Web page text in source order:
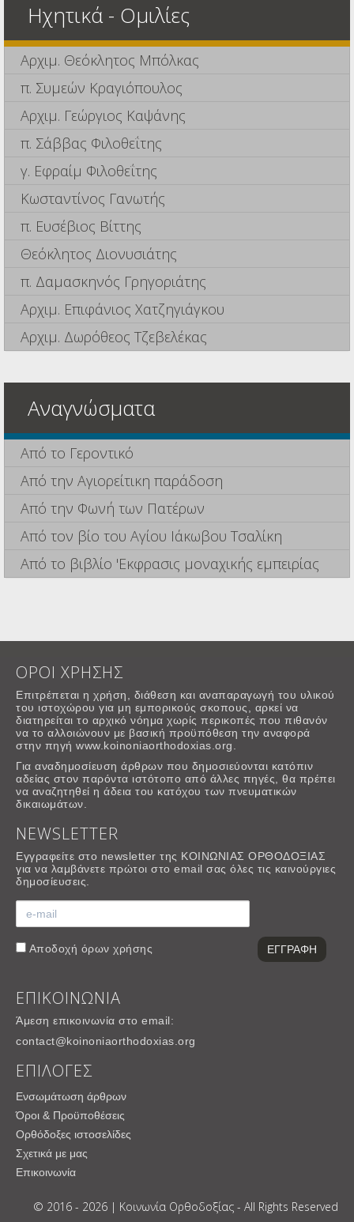
Ηχητικά - Ομιλίες
Αρχιμ. Θεόκλητος Μπόλκας
π. Συμεών Κραγιόπουλος
Αρχιμ. Γεώργιος Καψάνης
π. Σάββας Φιλοθεΐτης
γ. Εφραίμ Φιλοθεΐτης
Κωσταντίνος Γανωτής
π. Ευσέβιος Βίττης
Θεόκλητος Διονυσιάτης
π. Δαμασκηνός Γρηγοριάτης
Αρχιμ. Επιφάνιος Χατζηγιάγκου
Αρχιμ. Δωρόθεος Τζεβελέκας
Αναγνώσματα
Από το Γεροντικό
Από την Αγιορείτικη παράδοση
Από την Φωνή των Πατέρων
Από τον βίο του Αγίου Ιάκωβου Τσαλίκη
Από το βιβλίο 'Εκφρασις μοναχικής εμπειρίας
ΟΡΟΙ ΧΡΗΣΗΣ
Επιτρέπεται η χρήση, διάθεση και αναπαραγωγή του υλικού
του ιστοχώρου για μη εμπορικούς σκοπους, αρκεί να
διατηρείται το αρχικό νόημα χωρίς περικοπές που πιθανόν
να το αλλοιώνουν με βασική προϋπόθεση την αναφορά
στην πηγή www.koinoniaorthodoxias.org.
Για αναδημοσίευση άρθρων που δημοσιεύονται κατόπιν
αδείας στον παρόντα ιστότοπο από άλλες πηγές, θα πρέπει
να αναζητηθεί η άδεια του κατόχου των πνευματικών
δικαιωμάτων.
NEWSLETTER
Εγγραφείτε στο newsletter της ΚΟΙΝΩΝΙΑΣ ΟΡΘΟΔΟΞΙΑΣ
για να λαμβάνετε πρώτοι στο email σας όλες τις καινούργιες
δημοσίευσεις.
Αποδοχή όρων χρήσης
ΕΠΙΚΟΙΝΩΝΙΑ
Άμεση επικοινωνία στο email:
contact@koinoniaorthodoxias.org
ΕΠΙΛΟΓΕΣ
Ενσωμάτωση άρθρων
Όροι & Προϋποθέσεις
Ορθόδοξες ιστοσελίδες
Σχετικά με μας
Επικοινωνία
© 2016 - 2026 | Κοινωνία Ορθοδοξίας - All Rights Reserved